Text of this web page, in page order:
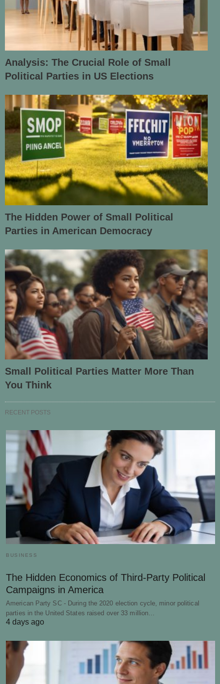
Analysis: The Crucial Role of Small
Political Parties in US Elections
The Hidden Power of Small Political
Parties in American Democracy
Small Political Parties Matter More Than
You Think
RECENT POSTS
BUSINESS
The Hidden Economics of Third-Party Political
Campaigns in America
American Party SC - During the 2020 election cycle, minor political
parties in the United States raised over 33 million…
4 days ago